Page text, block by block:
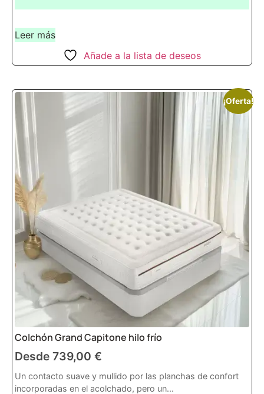
Leer más
Añade a la lista de deseos
¡Oferta!
Colchón Grand Capitone hilo frío
Desde 739,00 €
Un contacto suave y mullido por las planchas de confort
incorporadas en el acolchado, pero un...